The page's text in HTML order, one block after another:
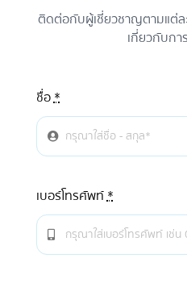
ติดต่อกับผู้เชี่ยวชาญตามแต่
เกี่ยวกับกา
ชื่อ*
เบอร์โทรศัพท์*